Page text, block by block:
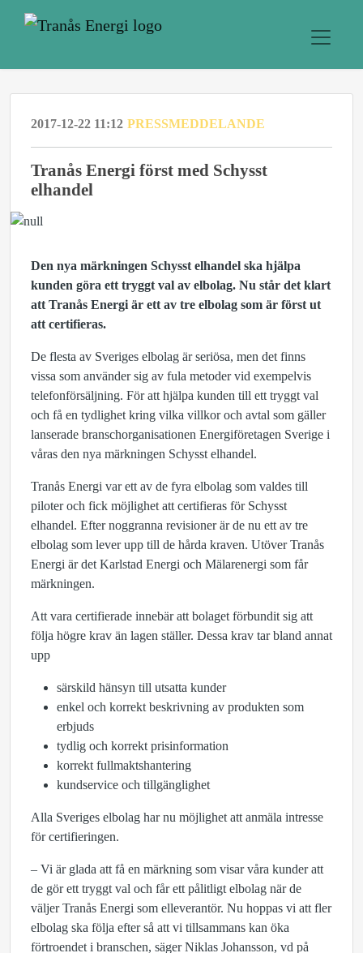
2017-12-22 11:12 PRESSMEDDELANDE
Tranås Energi först med Schysst
elhandel
Den nya märkningen Schysst elhandel ska hjälpa
kunden göra ett tryggt val av elbolag. Nu står det klart
att Tranås Energi är ett av tre elbolag som är först ut
att certifieras.
De flesta av Sveriges elbolag är seriösa, men det finns
vissa som använder sig av fula metoder vid exempelvis
telefonförsäljning. För att hjälpa kunden till ett tryggt val
och få en tydlighet kring vilka villkor och avtal som gäller
lanserade branschorganisationen Energiföretagen Sverige i
våras den nya märkningen Schysst elhandel.
Tranås Energi var ett av de fyra elbolag som valdes till
piloter och fick möjlighet att certifieras för Schysst
elhandel. Efter noggranna revisioner är de nu ett av tre
elbolag som lever upp till de hårda kraven. Utöver Tranås
Energi är det Karlstad Energi och Mälarenergi som får
märkningen.
Att vara certifierade innebär att bolaget förbundit sig att
följa högre krav än lagen ställer. Dessa krav tar bland annat
upp
särskild hänsyn till utsatta kunder
enkel och korrekt beskrivning av produkten som
erbjuds
tydlig och korrekt prisinformation
korrekt fullmaktshantering
kundservice och tillgänglighet
Alla Sveriges elbolag har nu möjlighet att anmäla intresse
för certifieringen.
– Vi är glada att få en märkning som visar våra kunder att
de gör ett tryggt val och får ett pålitligt elbolag när de
väljer Tranås Energi som elleverantör. Nu hoppas vi att fler
elbolag ska följa efter så att vi tillsammans kan öka
förtroendet i branschen, säger Niklas Johansson, vd på